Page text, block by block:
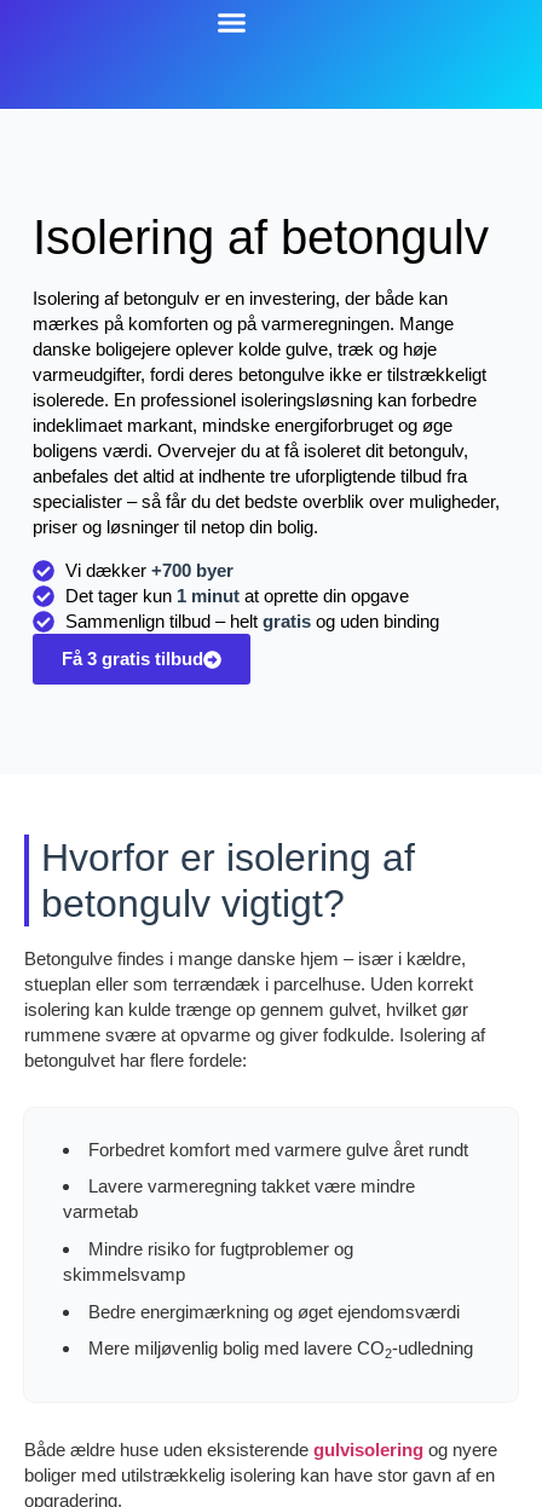
Isolering af betongulv
Isolering af betongulv er en investering, der både kan
mærkes på komforten og på varmeregningen. Mange
danske boligejere oplever kolde gulve, træk og høje
varmeudgifter, fordi deres betongulve ikke er tilstrækkeligt
isolerede. En professionel isoleringsløsning kan forbedre
indeklimaet markant, mindske energiforbruget og øge
boligens værdi. Overvejer du at få isoleret dit betongulv,
anbefales det altid at indhente tre uforpligtende tilbud fra
specialister – så får du det bedste overblik over muligheder,
priser og løsninger til netop din bolig.
Vi dækker+700 byer
Det tager kun 1 minut at oprette din opgave
Sammenlign tilbud – heltgratis og uden binding
Få 3 gratis tilbud
Hvorfor er isolering af
betongulv vigtigt?
Betongulve findes i mange danske hjem – især i kældre,
stueplan eller som terrændæk i parcelhuse. Uden korrekt
isolering kan kulde trænge op gennem gulvet, hvilket gør
rummene svære at opvarme og giver fodkulde. Isolering af
betongulvet har flere fordele:
Forbedret komfort med varmere gulve året rundt
Lavere varmeregning takket være mindre
varmetab
Mindre risiko for fugtproblemer og
skimmelsvamp
Bedre energimærkning og øget ejendomsværdi
Mere miljøvenlig bolig med lavere CO2-udledning
Både ældre huse uden eksisterende gulvisolering og nyere
boliger med utilstrækkelig isolering kan have stor gavn af en
opgradering.